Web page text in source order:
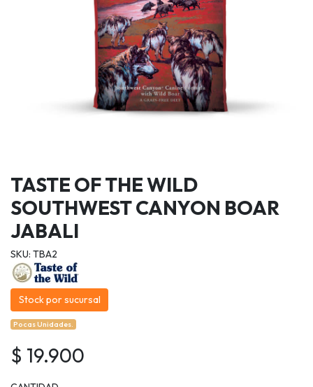
TASTE OF THE WILD
SOUTHWEST CANYON BOAR
JABALI
SKU: TBA2
Stock por sucursal
Pocas Unidades.
$ 19.900